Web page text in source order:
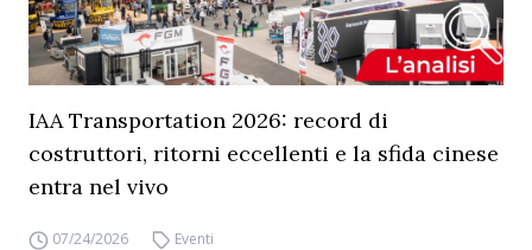
IAA Transportation 2026: record di
costruttori, ritorni eccellenti e la sfida cinese
entra nel vivo
07/24/2026 Eventi